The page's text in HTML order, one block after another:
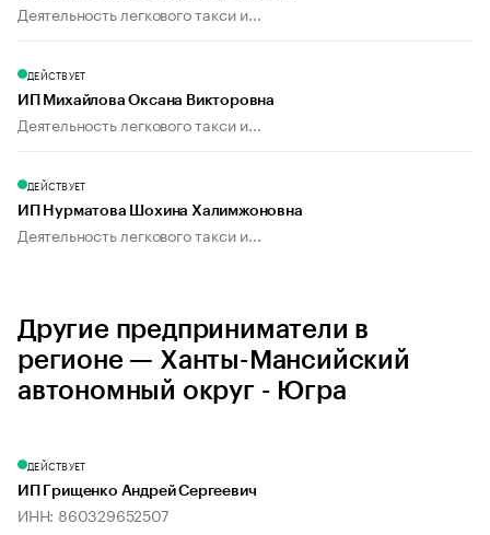
Деятельность легкового такси и...
ДЕЙСТВУЕТ
ИП Михайлова Оксана Викторовна
Деятельность легкового такси и...
ДЕЙСТВУЕТ
ИП Нурматова Шохина Халимжоновна
Деятельность легкового такси и...
Другие предприниматели в
регионе — Ханты-Мансийский
автономный округ - Югра
ДЕЙСТВУЕТ
ИП Грищенко Андрей Сергеевич
ИНН: 860329652507